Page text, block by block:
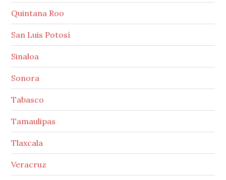
Quintana Roo
San Luis Potosí
Sinaloa
Sonora
Tabasco
Tamaulipas
Tlaxcala
Veracruz